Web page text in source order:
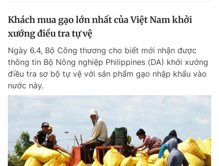
Khách mua gạo lớn nhất của Việt Nam khởi
xướng điều tra tự vệ
Ngày 6.4, Bộ Công thương cho biết mới nhận được
thông tin Bộ Nông nghiệp Philippines (DA) khởi xướng
điều tra sơ bộ tự vệ với sản phẩm gạo nhập khẩu vào
nước này.